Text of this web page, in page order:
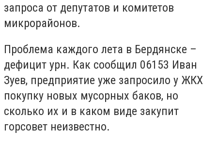
запроса от депутатов и комитетов
микрорайонов.
Проблема каждого лета в Бердянске –
дефицит урн. Как сообщил 06153 Иван
Зуев, предприятие уже запросило у ЖКХ
покупку новых мусорных баков, но
сколько их и в каком виде закупит
горсовет неизвестно.